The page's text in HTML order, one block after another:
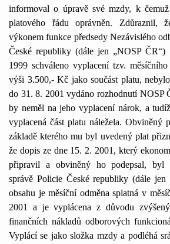
informoval o úpravě své mzdy, k
platového řádu oprávněn.
výkonem funkce předsedy Nezávislého
České republiky (dále jen „NOSP ČR“)
1999 schváleno vyplacení tzv.
výši 3.500,- Kč jako součást platu,
do 31. 8. 2001 vydáno rozhodnutí NOSP
by neměl na jeho vyplacení nárok, a
vyplacená část platu náležela. Obviněný
základě kterého mu byl uvedený plat
že dopis ze dne 15. 2. 2001, který
připravil a obviněný ho podepsal, byl
správě Policie České republiky (dále
obsahu je měsíční odměna splatná v
2001 a je vyplácena z důvodu
finančních nákladů odborových
Vyplácí se jako složka mzdy a podléhá